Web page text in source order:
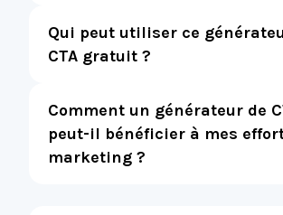
Qui peut utiliser ce
CTA gratuit ?
Comment un générateur de
peut-il bénéficier à mes
marketing ?